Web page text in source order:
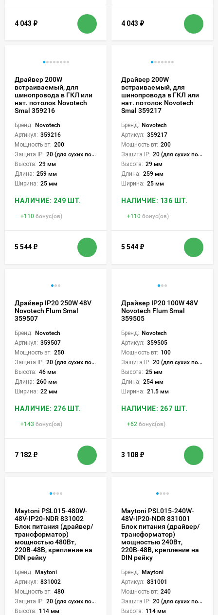
4 043 ₽ 4 043 ₽
Драйвер 200W
встраиваемый, для
шинопровода в ГКЛ или
нат. потолок Novotech
Smal 359216
Бренд: Novotech
Артикул: 359216
Мощность вт: 200
Защита IP: 20 (для сухих пом.)
Высота: 29 мм
Длина: 259 мм
Ширина: 25 мм
НАЛИЧИЕ: 249 ШТ.
+110 бонус(ов)
5 544 ₽
Драйвер 200W
встраиваемый, для
шинопровода в ГКЛ или
нат. потолок Novotech
Smal 359217
Бренд: Novotech
Артикул: 359217
Мощность вт: 200
Защита IP: 20 (для сухих пом.)
Высота: 29 мм
Длина: 259 мм
Ширина: 25 мм
НАЛИЧИЕ: 136 ШТ.
+110 бонус(ов)
5 544 ₽
Драйвер IP20 250W 48V
Novotech Flum Smal
359507
Бренд: Novotech
Артикул: 359507
Мощность вт: 250
Защита IP: 20 (для сухих пом.)
Высота: 46 мм
Длина: 260 мм
Ширина: 22 мм
НАЛИЧИЕ: 276 ШТ.
+143 бонус(ов)
7 182 ₽
Драйвер IP20 100W 48V
Novotech Flum Smal
359505
Бренд: Novotech
Артикул: 359505
Мощность вт: 100
Защита IP: 20 (для сухих пом.)
Высота: 25 мм
Длина: 254 мм
Ширина: 21.5 мм
НАЛИЧИЕ: 267 ШТ.
+62 бонус(ов)
3 108 ₽
Maytoni PSL015-480W-
48V-IP20-NDR 831002
Блок питания (драйвер/
трансформатор)
мощностью 480Вт,
220В-48В, крепление на
DIN рейку
Бренд: Maytoni
Артикул: 831002
Мощность вт: 480
Защита IP: 20 (для сухих пом.)
Высота: 114 мм
Maytoni PSL015-240W-
48V-IP20-NDR 831001
Блок питания (драйвер/
трансформатор)
мощностью 240Вт,
220В-48В, крепление на
DIN рейку
Бренд: Maytoni
Артикул: 831001
Мощность вт: 240
Защита IP: 20 (для сухих пом.)
Высота: 114 мм